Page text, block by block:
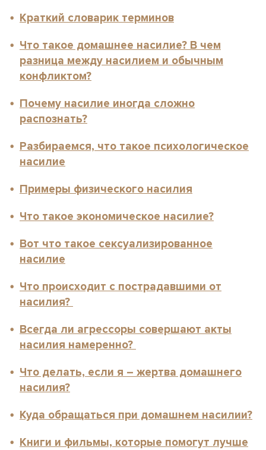
Краткий словарик терминов
Что такое домашнее насилие? В чем
разница между насилием и обычным
конфликтом?
Почему насилие иногда сложно
распознать?
Разбираемся, что такое психологическое
насилие
Примеры физического насилия
Что такое экономическое насилие?
Вот что такое сексуализированное
насилие
Что происходит с пострадавшими от
насилия?
Всегда ли агрессоры совершают акты
насилия намеренно?
Что делать, если я – жертва домашнего
насилия?
Куда обращаться при домашнем насилии?
Книги и фильмы, которые помогут лучше